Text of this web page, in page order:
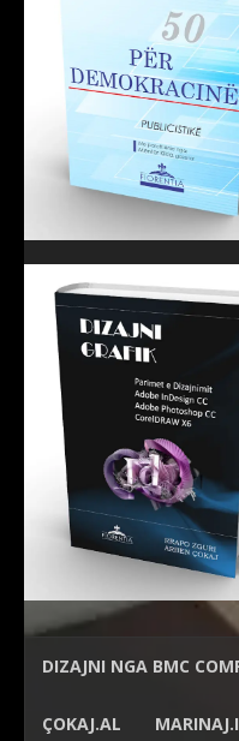
DIZAJNI NGA BMC
ÇOKAJ.AL